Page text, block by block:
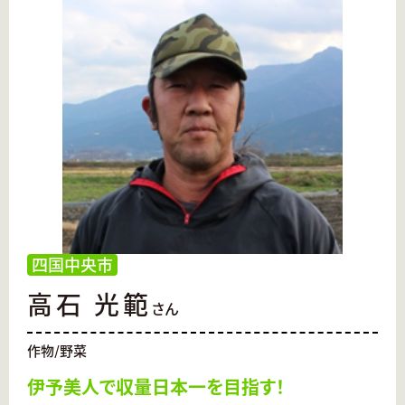
四国中央市
高石 光範 さん
作物/野菜
伊予美人で収量日本一を目指す！